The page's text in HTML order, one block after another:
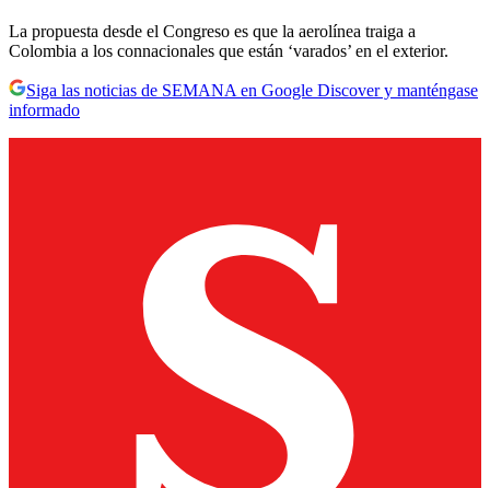
La propuesta desde el Congreso es que la aerolínea traiga a
Colombia a los connacionales que están ‘varados’ en el exterior.
Siga las noticias de SEMANA en Google Discover y manténgase
informado